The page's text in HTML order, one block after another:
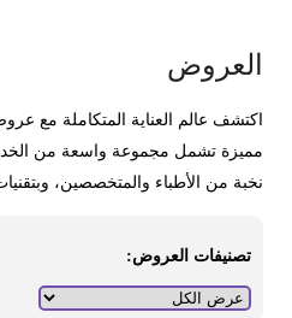
عالم العناية المتكاملة مع
تشمل مجموعة واسعة من الخدمات
من الأطباء والمتخصصين، وبتقنيات
تصنيفات العروض: